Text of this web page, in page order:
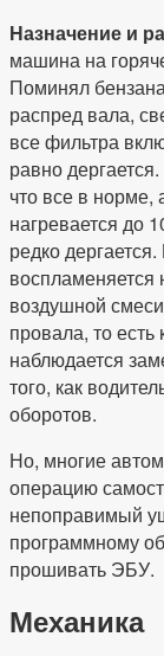
Назначение и
машина на
Поминял
распред вала,
все фильтра
равно
что все в норме,
нагревается до
редко
воспламеняется
воздушной
провала, то есть
наблюдается
того, как
оборотов.
Но, многие
операцию
непоправимый
программному
прошивать ЭБУ.
Механика